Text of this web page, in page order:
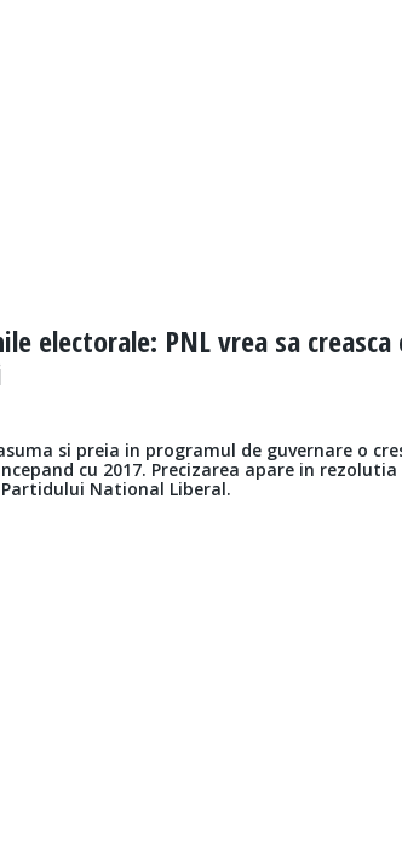
electorale: PNL vrea sa creasca
si preia in programul de guvernare o
cu 2017. Precizarea apare in
Partidului National Liberal.